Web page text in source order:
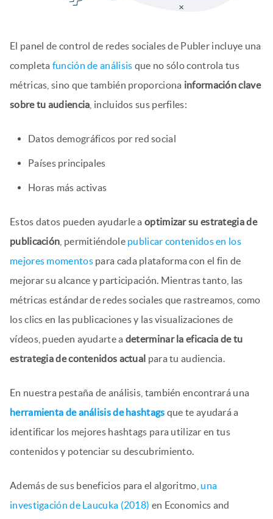
El panel de control de redes sociales de Publer incluye una
completa función de análisis que no sólo controla tus
métricas, sino que también proporciona información clave
sobre tu audiencia , incluidos sus perfiles:
Datos demográficos por red social
Países principales
Horas más activas
Estos datos pueden ayudarle a optimizar su estrategia de
publicación , permitiéndole publicar contenidos en los
mejores momentospara cada plataforma con el fin de
mejorar su alcance y participación. Mientras tanto, las
métricas estándar de redes sociales que rastreamos, como
los clics en las publicaciones y las visualizaciones de
vídeos, pueden ayudarte a determinar la eficacia de tu
estrategia de contenidos actual para tu audiencia.
En nuestra pestaña de análisis, también encontrará una
herramienta de análisis de hashtags que te ayudará a
identificar los mejores hashtags para utilizar en tus
contenidos y potenciar su descubrimiento.
Además de sus beneficios para el algoritmo, una
investigación de Laucuka (2018) en Economics and